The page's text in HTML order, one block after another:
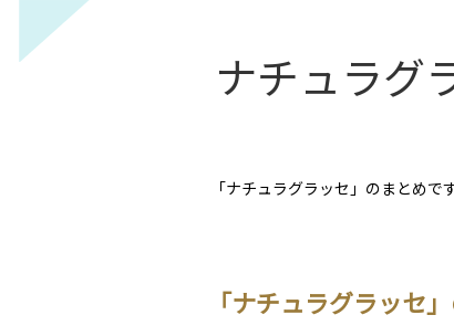
ナチュラグ
「ナチュラグラッセ」のまとめ
「ナチュラグラッセ